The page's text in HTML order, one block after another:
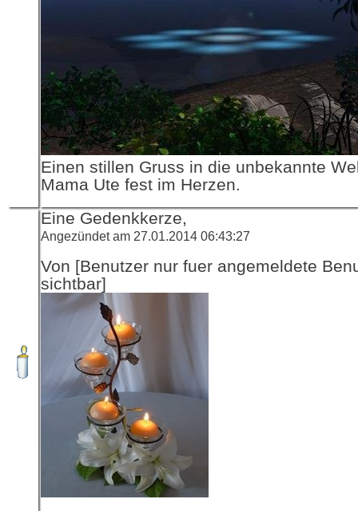
Einen stillen Gruss in die unbekannte
Mama Ute fest im Herzen.
Eine Gedenkkerze,
Angezündet am 27.01.2014 06:43:27
Von [Benutzer nur fuer angemeldete
sichtbar]